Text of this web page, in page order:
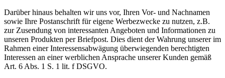
Darüber hinaus behalten wir uns vor, Ihren Vor- und Nachnamen
sowie Ihre Postanschrift für eigene Werbezwecke zu nutzen, z.B.
zur Zusendung von interessanten Angeboten und Informationen zu
unseren Produkten per Briefpost. Dies dient der Wahrung unserer im
Rahmen einer Interessensabwägung überwiegenden berechtigten
Interessen an einer werblichen Ansprache unserer Kunden gemäß
Art. 6 Abs. 1 S. 1 lit. f DSGVO.